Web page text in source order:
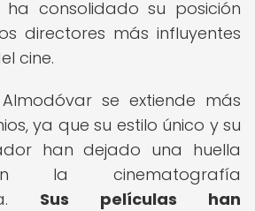
consolidado su posición
directores más influyentes
cine.
se extiende más
ya que su estilo único y su
han dejado una huella
la cinematografía
Sus películas han